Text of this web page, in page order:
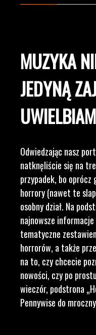
MUZYKA
JEDYNĄ
Odwiedzając nasz
natknęliście się na
przypadek, bo oprócz
horrory (nawet te
osobny dział. Na
najnowsze
tematyczne
horrorów, a także
na to, czy chcecie
nowości, czy po
wieczór, podstrona
Pennywise do